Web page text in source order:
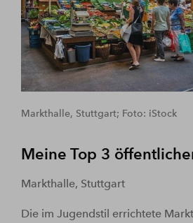
Markthalle, Stuttgart; Foto: iStock
Meine Top 3
Markthalle, Stuttgart
Die im Jugendstil errichtete